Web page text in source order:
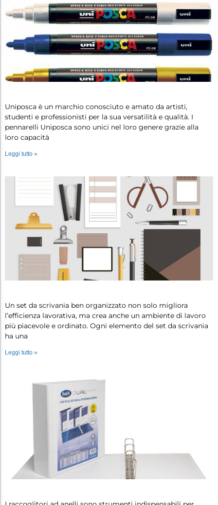
Uniposca è un marchio conosciuto e amato da artisti,
studenti e professionisti per la sua versatilità e qualità. I
pennarelli Uniposca sono unici nel loro genere grazie alla
loro capacità
Leggi tutto »
Un set da scrivania ben organizzato non solo migliora
l’efficienza lavorativa, ma crea anche un ambiente di lavoro
più piacevole e ordinato. Ogni elemento del set da scrivania
ha una
Leggi tutto »